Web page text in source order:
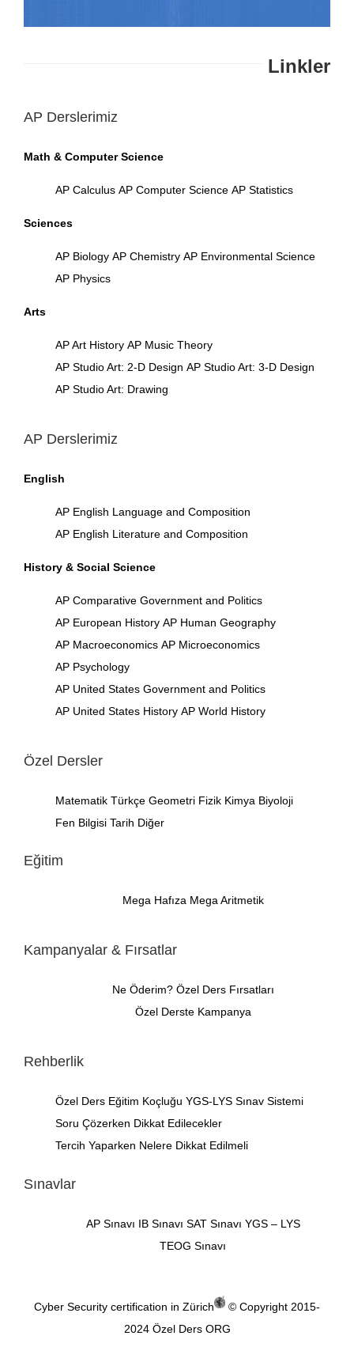
Linkler
AP Derslerimiz
Math & Computer Science
AP Calculus AP Computer Science AP Statistics
Sciences
AP Biology AP Chemistry AP Environmental Science
AP Physics
Arts
AP Art History AP Music Theory
AP Studio Art: 2-D Design AP Studio Art: 3-D Design
AP Studio Art: Drawing
AP Derslerimiz
English
AP English Language and Composition
AP English Literature and Composition
History & Social Science
AP Comparative Government and Politics
AP European History AP Human Geography
AP Macroeconomics AP Microeconomics
AP Psychology
AP United States Government and Politics
AP United States History AP World History
Özel Dersler
Matematik Türkçe Geometri Fizik Kimya Biyoloji
Fen Bilgisi Tarih Diğer
Eğitim
Mega Hafıza Mega Aritmetik
Kampanyalar & Fırsatlar
Ne Öderim? Özel Ders Fırsatları
Özel Derste Kampanya
Rehberlik
Özel Ders Eğitim Koçluğu YGS-LYS Sınav Sistemi
Soru Çözerken Dikkat Edilecekler
Tercih Yaparken Nelere Dikkat Edilmeli
Sınavlar
AP Sınavı IB Sınavı SAT Sınavı YGS – LYS
TEOG Sınavı
Cyber Security certification in Zürich
© Copyright 2015-
2024 Özel Ders ORG